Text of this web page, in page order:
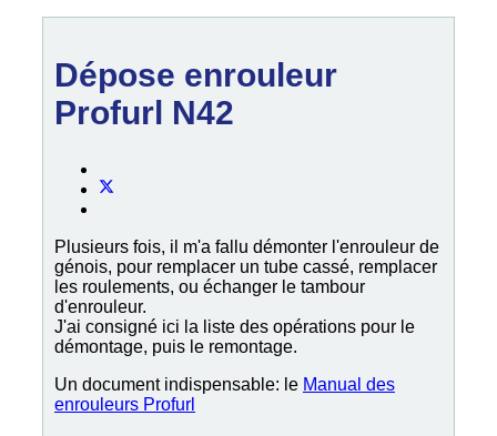
Dépose enrouleur
Profurl N42
Plusieurs fois, il m'a fallu démonter l'enrouleur de
génois, pour remplacer un tube cassé, remplacer
les roulements, ou échanger le tambour
d'enrouleur.
J'ai consigné ici la liste des opérations pour le
démontage, puis le remontage.
Un document indispensable: le Manual des
enrouleurs Profurl